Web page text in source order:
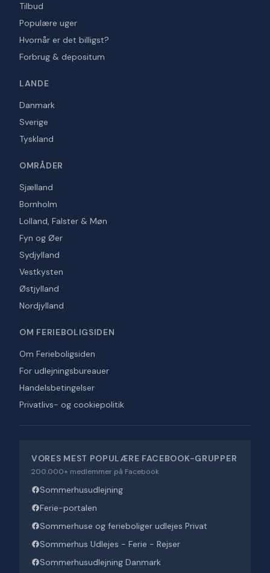
Tilbud
Populære uger
Hvornår er det billigst?
Forbrug & depositum
LANDE
Danmark
Sverige
Tyskland
OMRÅDER
Sjælland
Bornholm
Lolland, Falster & Møn
Fyn og Øer
Sydjylland
Vestkysten
Østjylland
Nordjylland
OM FERIEBOLIGSIDEN
Om Ferieboligsiden
For udlejningsbureauer
Handelsbetingelser
Privatlivs- og cookiepolitik
VORES MEST POPULÆRE FACEBOOK-GRUPPER
200.000+ medlemmer på Facebook
Sommerhusudlejning
Ferie-portalen
Sommerhuse og ferieboliger udlejes Privat
Sommerhus Udlejes - Ferie - Rejser
Sommerhusudlejning Danmark